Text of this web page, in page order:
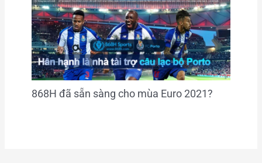
868H đã sẵn sàng cho mùa Euro 2021?